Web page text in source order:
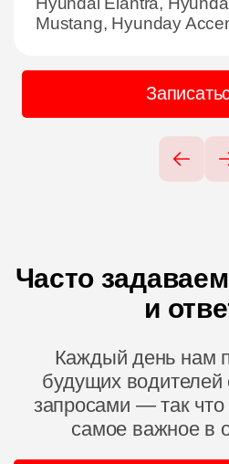
Mustang, Hyunday
Часто
и
Каждый день нам
будущих
запросами — так
самое важное в